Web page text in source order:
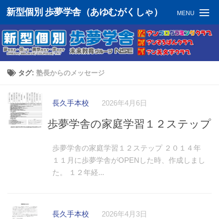
新型個別 歩夢学舎（あゆむがくしゃ） MENU
タグ: 塾長からのメッセージ
長久手本校 2026年4月6日
歩夢学舎の家庭学習１２ステップ
歩夢学舎の家庭学習１２ステップ ２０１４年
１１月に歩夢学舎がOPENした時、作成しまし
た。 １２年経...
長久手本校 2026年4月3日